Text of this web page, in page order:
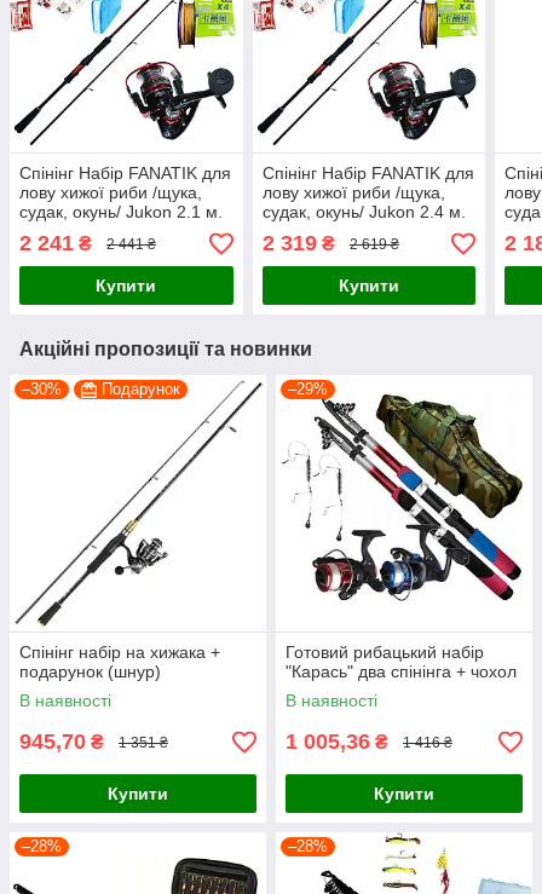
Спінінг Набір FANATIK для
лову хижої риби /щука,
судак, окунь/ Jukon 2.1 м.
2 241 ₴ 2 441 ₴
Купити
Спінінг Набір FANATIK для
лову хижої риби /щука,
судак, окунь/ Jukon 2.4 м.
2 319₴ 2 619 ₴
Купити
2
Акційні пропозиції та новинки
–30% Подарунок
Спінінг набір на хижака +
подарунок (шнур)
В наявності
945,70 ₴ 1 351 ₴
Купити
–29%
Готовий рибацький набір
"Карась" два спінінга + чохол
В наявності
1 005,36 ₴ 1 416 ₴
Купити
–28% –28%